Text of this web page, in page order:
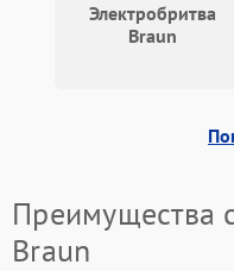
Электробритва
Braun
Преимущества
Braun